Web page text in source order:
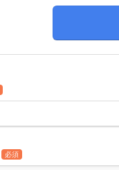
必須